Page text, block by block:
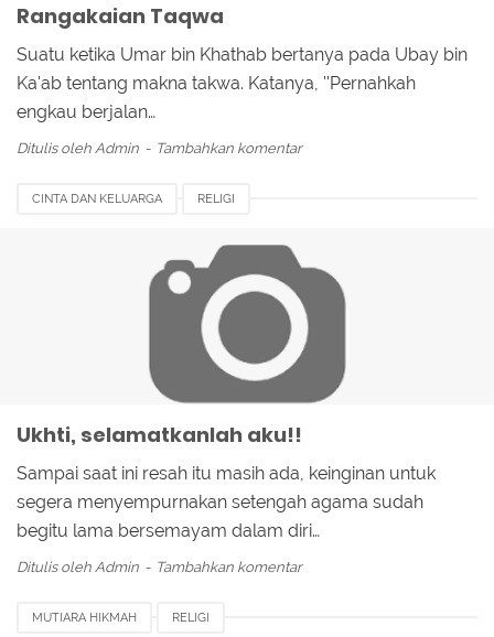
Rangakaian Taqwa
Suatu ketika Umar bin Khathab bertanya pada Ubay bin
Ka'ab tentang makna takwa. Katanya, ''Pernahkah
engkau berjalan…
Ditulis oleh Admin Tambahkan komentar
CINTA DAN KELUARGA RELIGI
Ukhti, selamatkanlah aku!!
Sampai saat ini resah itu masih ada, keinginan untuk
segera menyempurnakan setengah agama sudah
begitu lama bersemayam dalam diri…
Ditulis oleh Admin Tambahkan komentar
MUTIARA HIKMAH RELIGI